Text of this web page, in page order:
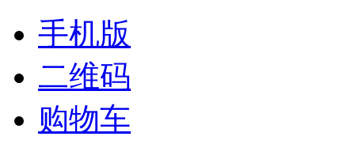
手机版
二维码
购物车